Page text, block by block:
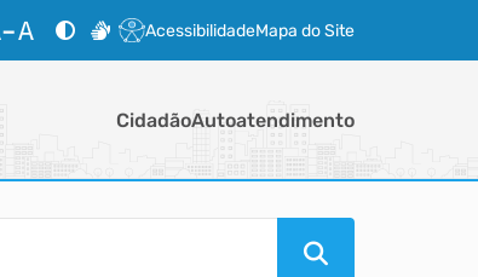
AcessibilidadeMapa do Site
CidadãoAutoatendimento